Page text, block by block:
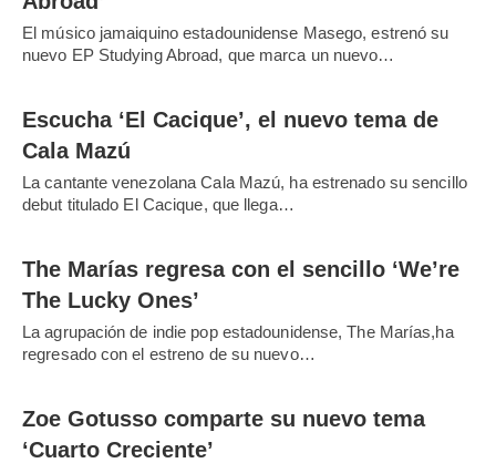
El músico jamaiquino estadounidense Masego, estrenó su
nuevo EP Studying Abroad, que marca un nuevo…
Escucha ‘El Cacique’, el nuevo tema de
Cala Mazú
La cantante venezolana Cala Mazú, ha estrenado su sencillo
debut titulado El Cacique, que llega…
The Marías regresa con el sencillo ‘We’re
The Lucky Ones’
La agrupación de indie pop estadounidense, The Marías,ha
regresado con el estreno de su nuevo…
Zoe Gotusso comparte su nuevo tema
‘Cuarto Creciente’